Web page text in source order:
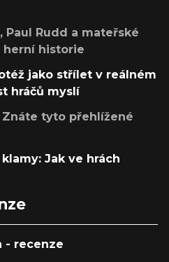
Rudd a mateřské
herní historie
jako střílet v reálném
hráčů myslí
tyto přehlížené
Jak ve hrách
- recenze